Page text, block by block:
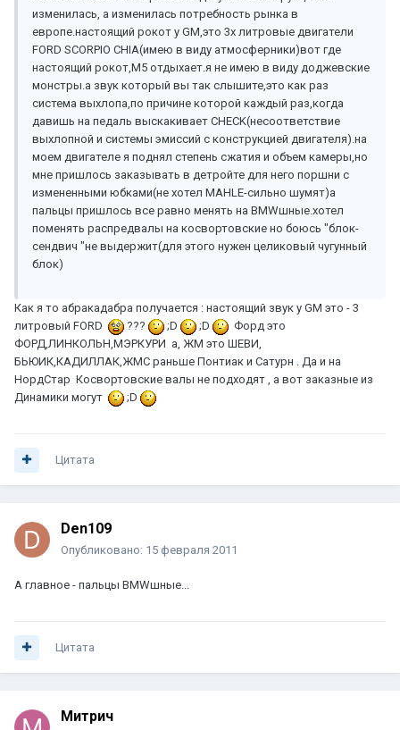
изменилась, а изменилась потребность рынка в
европе.настоящий рокот у GM,это 3х литровые двигатели
FORD SCORPIO CHIA(имею в виду атмосферники)вот где
настоящий рокот,М5 отдыхает.я не имею в виду доджевские
монстры.а звук который вы так слышите,это как раз
система выхлопа,по причине которой каждый раз,когда
давишь на педаль выскакивает CHECK(несоответствие
выхлопной и системы эмиссий с конструкцией двигателя).на
моем двигателе я поднял степень сжатия и объем камеры,но
мне пришлось заказывать в детройте для него поршни с
измененными юбками(не хотел MAHLE-сильно шумят)а
пальцы пришлось все равно менять на BMWшные.хотел
поменять распредвалы на косвортовские но боюсь "блок-
сендвич "не выдержит(для этого нужен целиковый чугунный
блок)
Как я то абракадабра получается : настоящий звук у GM это - 3
литровый FORD
??? ;D ;D
Форд это
ФОРД,ЛИНКОЛЬН,МЭРКУРИ а, ЖМ это ШЕВИ,
БЬЮИК,КАДИЛЛАК,ЖМС раньше Понтиак и Сатурн . Да и на
НордСтар Косвортовские валы не подходят , а вот заказные из
Динамики могут
;D
Цитата
Den109
Опубликовано: 15 февраля 2011
А главное - пальцы BMWшные...
Цитата
Митрич